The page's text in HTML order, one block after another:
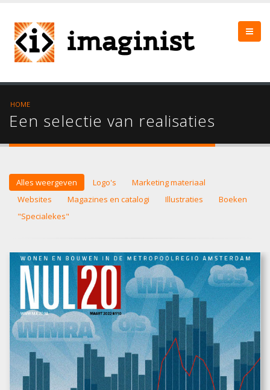
HOME
Een selectie van realisaties
Alles weergeven Logo's
Marketing materiaal
Websites
Magazines en catalogi Illustraties
Boeken
"Specialekes"